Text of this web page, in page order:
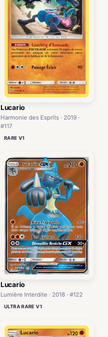
Lucario
Harmonie des Esprits · 2019 ·
#117
RARE V1
Lucario
Lumière Interdite · 2018 · #122
ULTRA RARE V1